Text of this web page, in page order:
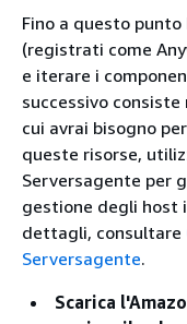
Fino a questo
(registrati come
e iterare i
successivo
cui avrai bisogno
queste risorse,
Serversagente per
gestione degli host
dettagli, consultare
Serversagente.
Scarica